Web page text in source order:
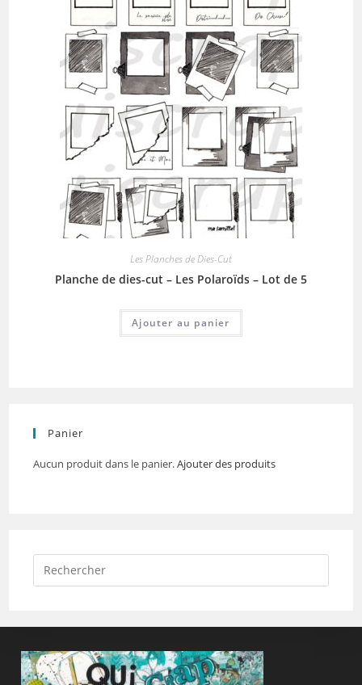
Les Planches de Dies-Cut
Planche de dies-cut – Les Polaroïds – Lot de 5
Ajouter au panier
Panier
Aucun produit dans le panier.Ajouter des produits